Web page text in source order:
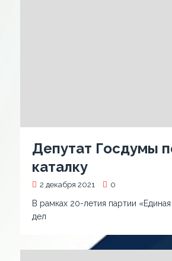
Депутат Госдумы
каталку
2 декабря 2021 0
В рамках 20-летия партии
дел